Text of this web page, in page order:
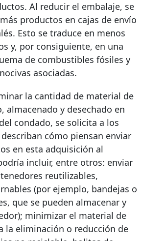
Al reducir el embalaje, se
productos en cajas de envío
Esto se traduce en menos
y, por consiguiente, en una
de combustibles fósiles y
asociadas.
la cantidad de material de
almacenado y desechado en
condado, se solicita a los
cómo piensan enviar
en esta adquisición al
incluir, entre otros: enviar
reutilizables,
(por ejemplo, bandejas o
que se pueden almacenar y
minimizar el material de
la eliminación o reducción de